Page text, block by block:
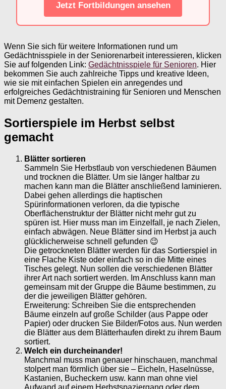
Jetzt Fortbildungen ansehen
Wenn Sie sich für weitere Informationen rund um
Gedächtnisspiele in der Seniorenarbeit interessieren, klicken
Sie auf folgenden Link: Gedächtnisspiele für Senioren. Hier
bekommen Sie auch zahlreiche Tipps und kreative Ideen,
wie sie mit einfachen Spielen ein anregendes und
erfolgreiches Gedächtnistraining für Senioren und Menschen
mit Demenz gestalten.
Sortierspiele im Herbst selbst
gemacht
Blätter sortieren
Sammeln Sie Herbstlaub von verschiedenen Bäumen
und trocknen die Blätter. Um sie länger haltbar zu
machen kann man die Blätter anschließend laminieren.
Dabei gehen allerdings die haptischen
Spürinformationen verloren, da die typische
Oberflächenstruktur der Blätter nicht mehr gut zu
spüren ist. Hier muss man im Einzelfall, je nach Zielen,
einfach abwägen. Neue Blätter sind im Herbst ja auch
glücklicherweise schnell gefunden 😉
Die getrockneten Blätter werden für das Sortierspiel in
eine Flache Kiste oder einfach so in die Mitte eines
Tisches gelegt. Nun sollen die verschiedenen Blätter
ihrer Art nach sortiert werden. Im Anschluss kann man
gemeinsam mit der Gruppe die Bäume bestimmen, zu
der die jeweiligen Blätter gehören.
Erweiterung: Schreiben Sie die entsprechenden
Bäume einzeln auf große Schilder (aus Pappe oder
Papier) oder drucken Sie Bilder/Fotos aus. Nun werden
die Blätter aus dem Blätterhaufen direkt zu ihrem Baum
sortiert.
Welch ein durcheinander!
Manchmal muss man genauer hinschauen, manchmal
stolpert man förmlich über sie – Eicheln, Haselnüsse,
Kastanien, Bucheckern usw. kann man ohne viel
Aufwand auf einem Herbstspaziergang oder dem